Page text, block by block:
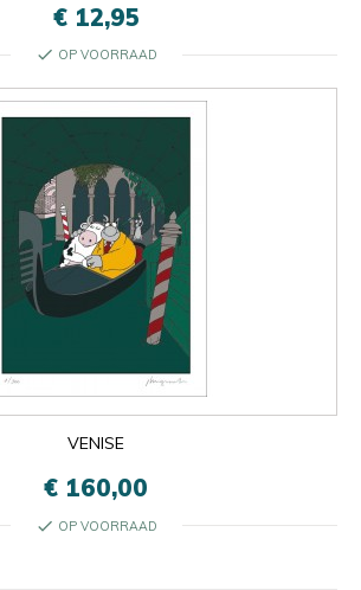
€ 12,95
check OP VOORRAAD
VENISE
€ 160,00
check OP VOORRAAD